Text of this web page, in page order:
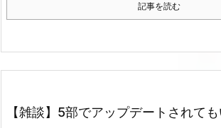
記事を読む
【雑談】5部でアップデートされて